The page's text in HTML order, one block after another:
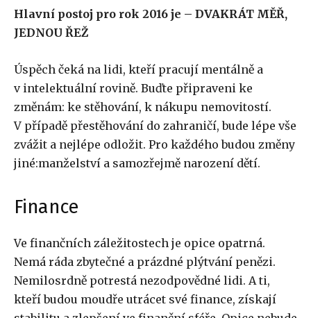
Hlavní postoj pro rok 2016 je – DVAKRÁT MĚŘ,
JEDNOU ŘEŽ
Úspěch čeká na lidi, kteří pracují mentálně a
v intelektuální rovině. Buďte připraveni ke
změnám: ke stěhování, k nákupu nemovitostí.
V případě přestěhování do zahraničí, bude lépe vše
zvážit a nejlépe odložit. Pro každého budou změny
jiné:manželství a samozřejmě narození dětí.
Finance
Ve finančních záležitostech je opice opatrná.
Nemá ráda zbytečné a prázdné plýtvání penězi.
Nemilosrdně potrestá nezodpovědné lidi. A ti,
kteří budou moudře utrácet své finance, získají